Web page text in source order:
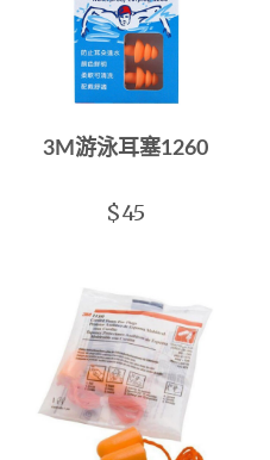
3M游泳耳塞1260
$45